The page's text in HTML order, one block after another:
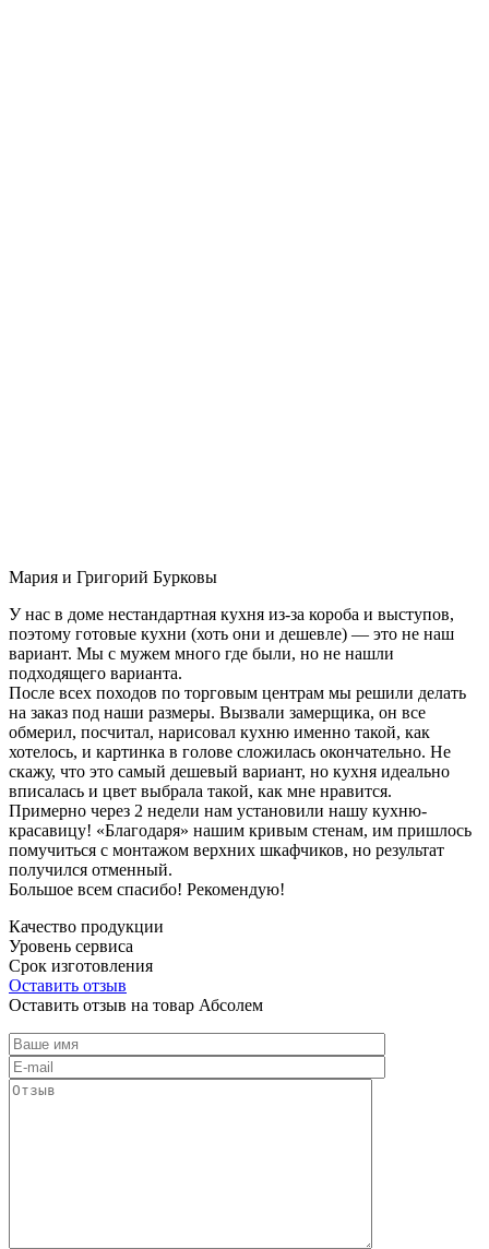
Мария и Григорий Бурковы
У нас в доме нестандартная кухня из-за короба и выступов,
поэтому готовые кухни (хоть они и дешевле) — это не наш
вариант. Мы с мужем много где были, но не нашли
подходящего варианта.
После всех походов по торговым центрам мы решили делать
на заказ под наши размеры. Вызвали замерщика, он все
обмерил, посчитал, нарисовал кухню именно такой, как
хотелось, и картинка в голове сложилась окончательно. Не
скажу, что это самый дешевый вариант, но кухня идеально
вписалась и цвет выбрала такой, как мне нравится.
Примерно через 2 недели нам установили нашу кухню-
красавицу! «Благодаря» нашим кривым стенам, им пришлось
помучиться с монтажом верхних шкафчиков, но результат
получился отменный.
Большое всем спасибо! Рекомендую!
Качество продукции
Уровень сервиса
Срок изготовления
Оставить отзыв
Оставить отзыв на товар Абсолем